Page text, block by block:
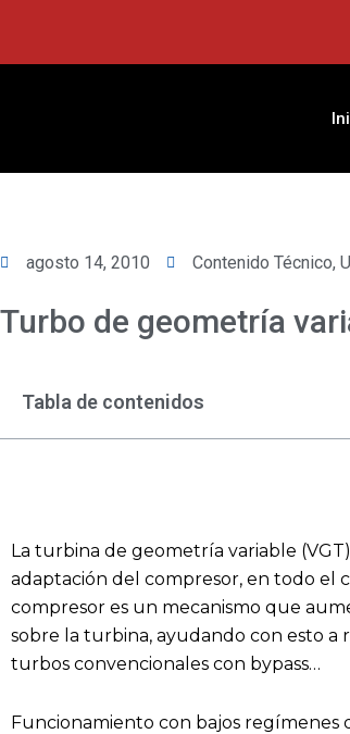
contenido
agosto 14, 2010 Contenido Técnico,
Turbo de geometría
Tabla de contenidos
La turbina de geometría variable
adaptación del compresor, en todo el
compresor es un mecanismo que
sobre la turbina, ayudando con esto
turbos convencionales con bypass…
Funcionamiento con bajos regímenes